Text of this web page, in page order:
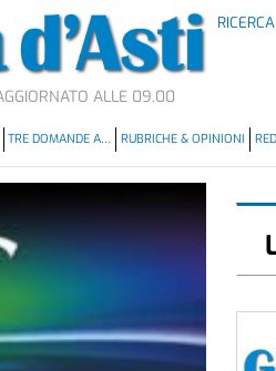
ALLE 09.00
TRE DOMANDE A… RUBRICHE & OPINIONI